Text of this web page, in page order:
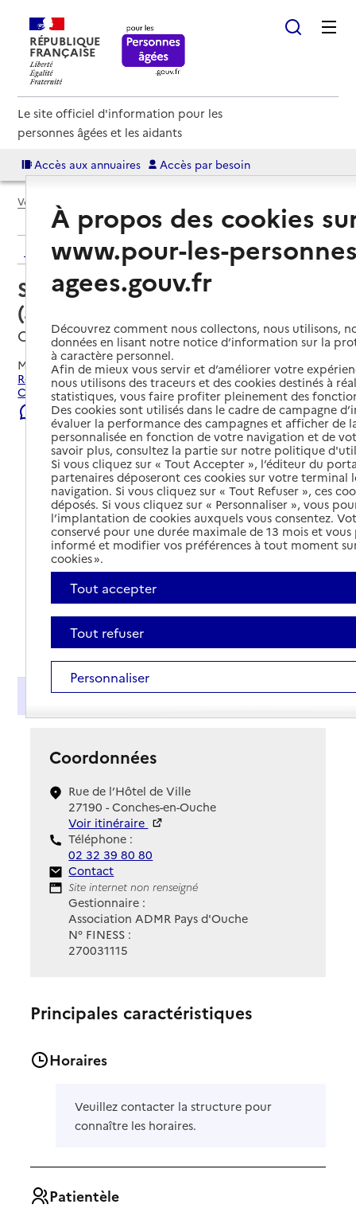
RÉPUBLIQUE
FRANÇAISE
Le site officiel d'information pour les
personnes âgées et les aidants
Accès aux annuaires Accès par besoin
Voir le fil d’Ariane
Retour aux résultats de l'annuaire
Service autonomie à domicile
(aide) – ADMR Pays d'Ouche
Conches-en-Ouche, EURE
Mis à jour le22/07/2026
Rechercher les établissements et services autour de
Conches-en-Ouche.
Signaler une erreur
Présentation
Coordonnées
Rue de l’Hôtel de Ville
27190 - Conches-en-Ouche
Voir itinéraire
Téléphone :
02 32 39 80 80
Contact
Contact
Site Internet
Site internet non renseigné
Gestionnaire :
Association ADMR Pays d'Ouche
N° FINESS :
270031115
Principales caractéristiques
Horaires
Veuillez contacter la structure pour
connaître les horaires.
Patientèle
À propos des cookies
www.pour-les-
agees.gouv.fr
Découvrez comment nous collectons, nous utilisons,
données en lisant notre notice d’information sur la
à caractère personnel.
Afin de mieux vous servir et d’améliorer votre
nous utilisons des traceurs et des cookies destinés à
statistiques, vous faire profiter pleinement des
Des cookies sont utilisés dans le cadre de campagne
évaluer la performance des campagnes et afficher de
personnalisée en fonction de votre navigation et de
savoir plus, consultez la partie sur notre politique
Si vous cliquez sur « Tout Accepter », l’éditeur du
partenaires déposeront ces cookies sur votre terminal
navigation. Si vous cliquez sur « Tout Refuser », ces
déposés. Si vous cliquez sur « Personnaliser », vous
l’implantation de cookies auxquels vous consentez.
conservé pour une durée maximale de 13 mois et
informé et modifier vos préférences à tout moment
cookies ».
Tout accepter
Tout refuser
Personnaliser